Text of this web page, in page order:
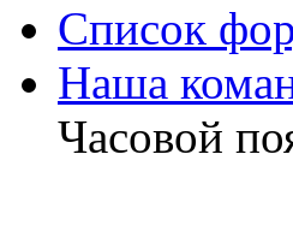
Список
Наша
Часовой